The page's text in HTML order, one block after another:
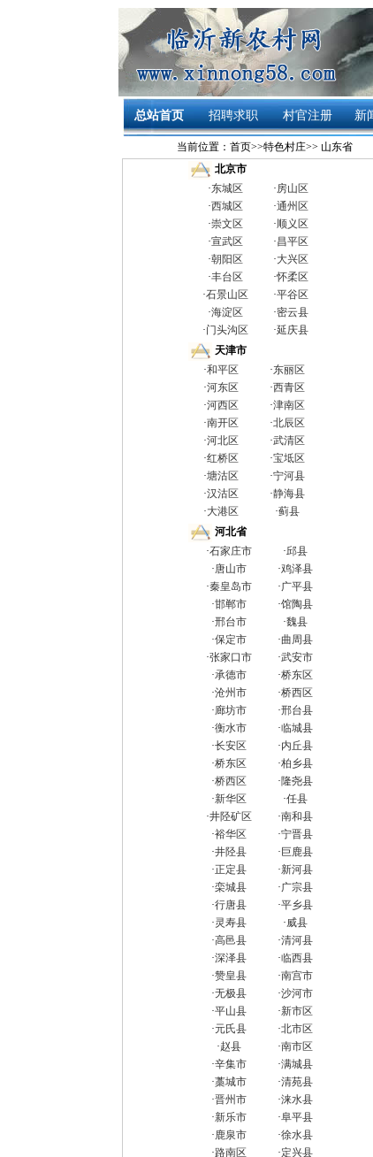
总站首页 招聘求职 村官注册 新
当前位置： 首页>>特色村庄>> 山东省
北京市
·东城区 ·房山区
·西城区 ·通州区
·崇文区 ·顺义区
·宣武区 ·昌平区
·朝阳区 ·大兴区
·丰台区 ·怀柔区
·石景山区 ·平谷区
·海淀区 ·密云县
·门头沟区 ·延庆县
天津市
·和平区 ·东丽区
·河东区 ·西青区
·河西区 ·津南区
·南开区 ·北辰区
·河北区 ·武清区
·红桥区 ·宝坻区
·塘沽区 ·宁河县
·汉沽区 ·静海县
·大港区 ·蓟县
河北省
·石家庄市 ·邱县
·唐山市 ·鸡泽县
·秦皇岛市 ·广平县
·邯郸市 ·馆陶县
·邢台市 ·魏县
·保定市 ·曲周县
·张家口市 ·武安市
·承德市 ·桥东区
·沧州市 ·桥西区
·廊坊市 ·邢台县
·衡水市 ·临城县
·长安区 ·内丘县
·桥东区 ·柏乡县
·桥西区 ·隆尧县
·新华区 ·任县
·井陉矿区 ·南和县
·裕华区 ·宁晋县
·井陉县 · 巨鹿县
·正定县 ·新河县
·栾城县 ·广宗县
·行唐县 ·平乡县
·灵寿县 ·威县
·高邑县 ·清河县
·深泽县 ·临西县
·赞皇县 ·南宫市
·无极县 ·沙河市
·平山县 ·新市区
·元氏县 ·北市区
·赵县 ·南市区
·辛集市 ·满城县
·藁城市 ·清苑县
·晋州市 ·涞水县
·新乐市 ·阜平县
·鹿泉市 ·徐水县
·路南区 ·定兴县